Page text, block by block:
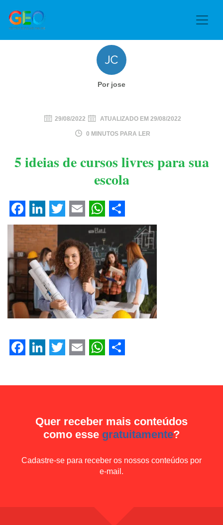
Por jose
29/08/2022 ATUALIZADO EM 29/08/2022
0 MINUTOS PARA LER
5 ideias de cursos livres para sua
escola
Facebook
LinkedIn
Twitter
EmailWhatsApp
Share
Quer receber mais conteúdos
como esse gratuitamente?
Cadastre-se para receber os nossos conteúdos por
e-mail.